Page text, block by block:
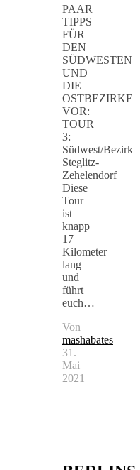
PAAR
TIPPS
FÜR
DEN
SÜDWESTEN
UND
DIE
OSTBEZIRKE
VOR:
TOUR
3:
Südwest/Bezirk
Steglitz-
Zehelendorf
Diese
Tour
ist
knapp
17
Kilometer
lang
und
führt
euch…
Von
mashabates
31.
Mai
2021